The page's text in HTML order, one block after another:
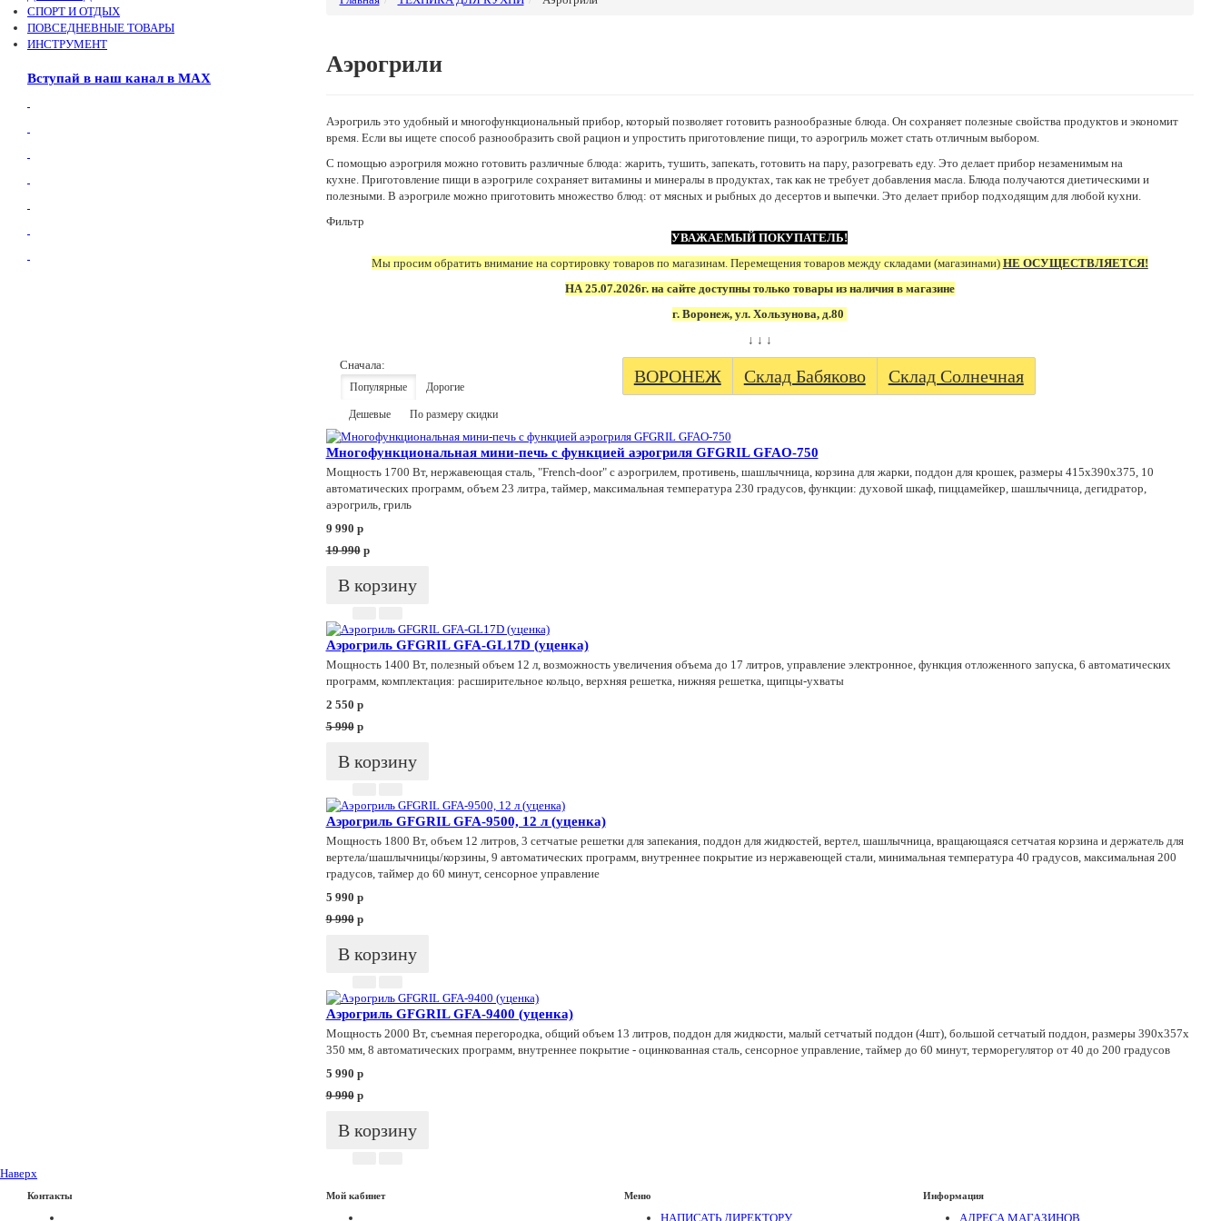
СПОРТ И ОТДЫХ
ПОВСЕДНЕВНЫЕ ТОВАРЫ
ИНСТРУМЕНТ
Вступай в наш канал в МАХ
Аэрогрили
Аэрогриль это удобный и многофункциональный прибор, который позволяет готовить разнообразные блюда. Он сохраняет полезные свойства продуктов и экономит
время. Если вы ищете способ разнообразить свой рацион и упростить приготовление пищи, то аэрогриль может стать отличным выбором.
С помощью аэрогриля можно готовить различные блюда: жарить, тушить, запекать, готовить на пару, разогревать еду. Это делает прибор незаменимым на
кухне. Приготовление пищи в аэрогриле сохраняет витамины и минералы в продуктах, так как не требует добавления масла. Блюда получаются диетическими и
полезными. В аэрогриле можно приготовить множество блюд: от мясных и рыбных до десертов и выпечки. Это делает прибор подходящим для любой кухни.
Фильтр
УВАЖАЕМЫЙ ПОКУПАТЕЛЬ!
Мы просим обратить внимание на сортировку товаров по магазинам. Перемещения товаров между складами (магазинами) НЕ ОСУЩЕСТВЛЯЕТСЯ!
НА 25.07.2026г. на сайте доступны только товары из наличия в магазине
г. Воронеж, ул. Хользунова, д.80
↓ ↓ ↓
Сначала:
Популярные Дорогие
Дешевые По размеру скидки
ВОРОНЕЖ Склад Бабяково Склад Солнечная
Многофункциональная мини-печь с функцией аэрогриля GFGRIL GFAO-750
Мощность 1700 Вт, нержавеющая сталь, "French-door" с аэрогрилем, противень, шашлычница, корзина для жарки, поддон для крошек, размеры 415x390x375, 10
автоматических программ, объем 23 литра, таймер, максимальная температура 230 градусов, функции: духовой шкаф, пиццамейкер, шашлычница, дегидратор,
аэрогриль, гриль
9 990 p
19 990 p
В корзину
Аэрогриль GFGRIL GFA-GL17D (уценка)
Мощность 1400 Вт, полезный объем 12 л, возможность увеличения объема до 17 литров, управление электронное, функция отложенного запуска, 6 автоматических
программ, комплектация: расширительное кольцо, верхняя решетка, нижняя решетка, щипцы-ухваты
2 550 p
5 990 p
В корзину
Аэрогриль GFGRIL GFA-9500, 12 л (уценка)
Мощность 1800 Вт, объем 12 литров, 3 сетчатые решетки для запекания, поддон для жидкостей, вертел, шашлычница, вращающаяся сетчатая корзина и держатель для
вертела/шашлычницы/корзины, 9 автоматических программ, внутреннее покрытие из нержавеющей стали, минимальная температура 40 градусов, максимальная 200
градусов, таймер до 60 минут, сенсорное управление
5 990 p
9 990 p
В корзину
Аэрогриль GFGRIL GFA-9400 (уценка)
Мощность 2000 Вт, съемная перегородка, общий объем 13 литров, поддон для жидкости, малый сетчатый поддон (4шт), большой сетчатый поддон, размеры 390х357х
350 мм, 8 автоматических программ, внутреннее покрытие - оцинкованная сталь, сенсорное управление, таймер до 60 минут, терморегулятор от 40 до 200 градусов
5 990 p
9 990 p
В корзину
Наверх
Контакты Мой кабинет Меню
НАПИСАТЬ ДИРЕКТОРУ
Информация
АДРЕСА МАГАЗИНОВ